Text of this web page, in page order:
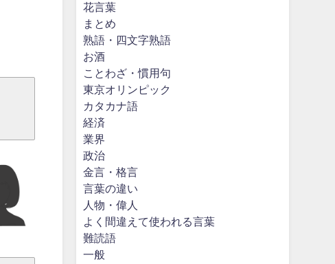
花言葉
まとめ
熟語・四文字熟語
お酒
ことわざ・慣用句
東京オリンピック
カタカナ語
経済
業界
政治
金言・格言
言葉の違い
人物・偉人
よく間違えて使われる言葉
難読語
一般